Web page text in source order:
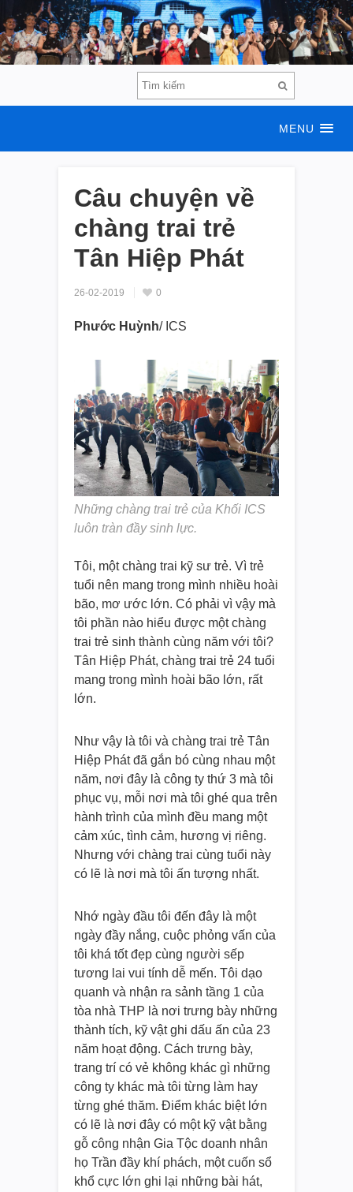
MENU
Câu chuyện về
chàng trai trẻ
Tân Hiệp Phát
26-02-2019 0
Phước Huỳnh/ ICS
Những chàng trai trẻ của Khối ICS
luôn tràn đầy sinh lực.
Tôi, một chàng trai kỹ sư trẻ. Vì trẻ
tuổi nên mang trong mình nhiều hoài
bão, mơ ước lớn. Có phải vì vậy mà
tôi phần nào hiểu được một chàng
trai trẻ sinh thành cùng năm với tôi?
Tân Hiệp Phát, chàng trai trẻ 24 tuổi
mang trong mình hoài bão lớn, rất
lớn.
Như vậy là tôi và chàng trai trẻ Tân
Hiệp Phát đã gắn bó cùng nhau một
năm, nơi đây là công ty thứ 3 mà tôi
phục vụ, mỗi nơi mà tôi ghé qua trên
hành trình của mình đều mang một
cảm xúc, tình cảm, hương vị riêng.
Nhưng với chàng trai cùng tuổi này
có lẽ là nơi mà tôi ấn tượng nhất.
Nhớ ngày đầu tôi đến đây là một
ngày đầy nắng, cuộc phỏng vấn của
tôi khá tốt đẹp cùng người sếp
tương lai vui tính dễ mến. Tôi dạo
quanh và nhận ra sảnh tầng 1 của
tòa nhà THP là nơi trưng bày những
thành tích, kỹ vật ghi dấu ấn của 23
năm hoạt động. Cách trưng bày,
trang trí có vẻ không khác gì những
công ty khác mà tôi từng làm hay
từng ghé thăm. Điểm khác biệt lớn
có lẽ là nơi đây có một kỹ vật bằng
gỗ công nhận Gia Tộc doanh nhân
họ Trần đầy khí phách, một cuốn sổ
khổ cực lớn ghi lại những bài hát,